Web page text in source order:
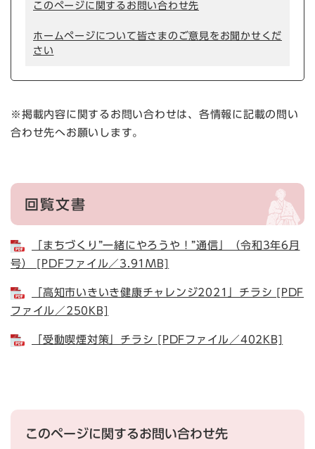
このページに関するお問い合わせ先
ホームページについて皆さまのご意見をお聞かせくだ
さい
※掲載内容に関するお問い合わせは、各情報に記載の問い
合わせ先へお願いします。
回覧文書
「まちづくり”一緒にやろうや！”通信」（令和3年6月
号） [PDFファイル／3.91MB]
「高知市いきいき健康チャレンジ2021」チラシ [PDF
ファイル／250KB]
「受動喫煙対策」チラシ [PDFファイル／402KB]
このページに関するお問い合わせ先